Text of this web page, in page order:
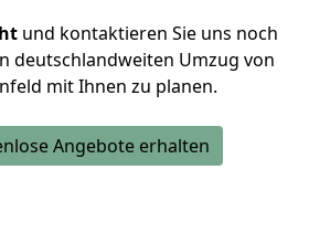
und kontaktieren Sie uns noch
deutschlandweiten Umzug von
mit Ihnen zu planen.
Angebote erhalten